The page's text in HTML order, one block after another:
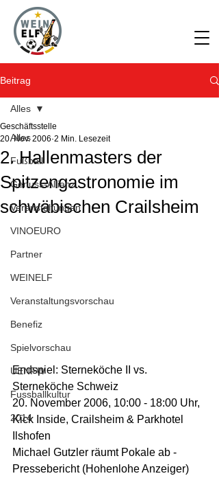
Beitrag
Alles
Fußball
Genuss-Allianz
Veranstaltungen
VINOEURO
Partner
WEINELF
Veranstaltungsvorschau
Benefiz
Spielvorschau
UENFW
Fussballkultur
2014
Alles
2. Hallenmasters der
Spitzengastronomie im
schwäbischen Crailsheim
Geschäftsstelle
20. Nov. 2006 2 Min. Lesezeit
Endspiel: Sterneköche II vs.
Sterneköche Schweiz
20. November 2006, 10:00 - 18:00 Uhr,
Kick Inside, Crailsheim & Parkhotel
Ilshofen
Michael Gutzler räumt Pokale ab -
Pressebericht (Hohenlohe Anzeiger)